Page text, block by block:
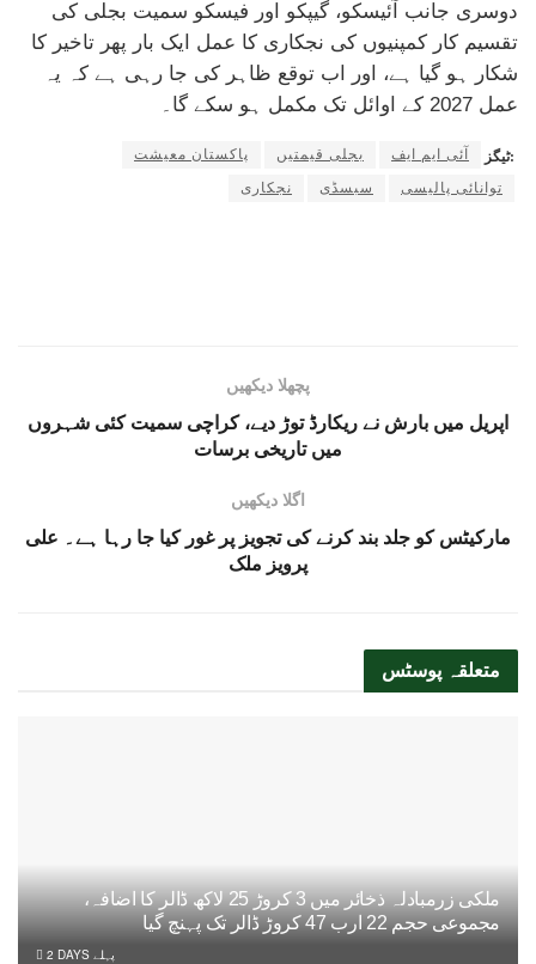
دوسری جانب آئیسکو، گیپکو اور فیسکو سمیت بجلی کی
تقسیم کار کمپنیوں کی نجکاری کا عمل ایک بار پھر تاخیر کا
شکار ہو گیا ہے، اور اب توقع ظاہر کی جا رہی ہے کہ یہ
عمل 2027 کے اوائل تک مکمل ہو سکے گا۔
ٹیگز: آئی ایم ایف بجلی قیمتیں
پاکستان معیشت
توانائی پالیسی
سبسڈی نجکاری
پچھلا دیکھیں
اپریل میں بارش نے ریکارڈ توڑ دیے، کراچی سمیت کئی شہروں
میں تاریخی برسات
اگلا دیکھیں
مارکیٹس کو جلد بند کرنے کی تجویز پر غور کیا جا رہا ہے۔ علی
پرویز ملک
متعلقہ پوسٹس
ملکی زرمبادلہ ذخائر میں 3 کروڑ 25 لاکھ ڈالر کا اضافہ،
مجموعی حجم 22 ارب 47 کروڑ ڈالر تک پہنچ گیا
2 DAYS پہلے